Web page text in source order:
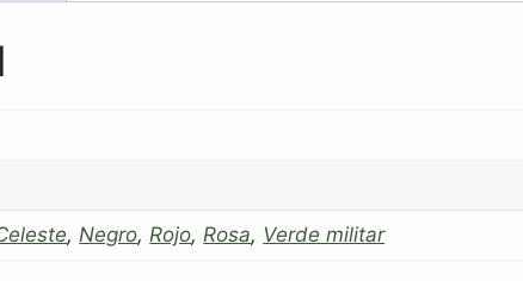
, Negro, Rojo, Rosa, Verde militar